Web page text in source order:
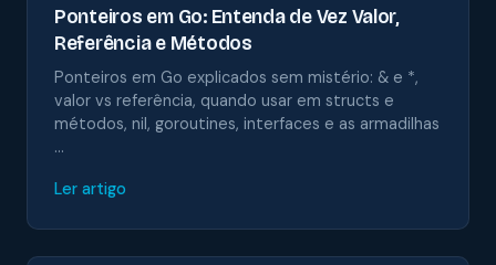
Ponteiros em Go: Entenda de Vez Valor,
Referência e Métodos
Ponteiros em Go explicados sem mistério: & e *,
valor vs referência, quando usar em structs e
métodos, nil, goroutines, interfaces e as armadilhas
…
Ler artigo